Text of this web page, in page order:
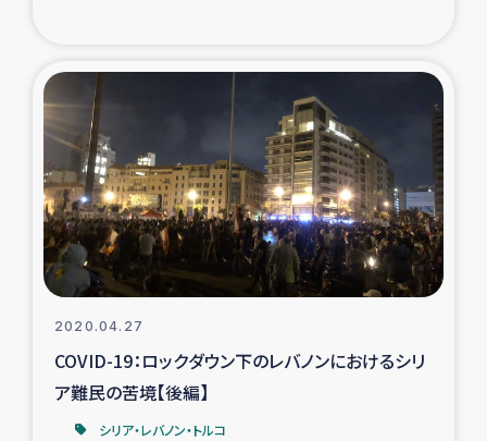
デニヤヤ小規模紅茶農家支援
コーヒー生産者支援
アイナロ県マウベシ郡でのコーヒー畑改善事業
ベイルート大規模爆発被災者支援
アグロフォレストリー（カカオ）事業
2020.04.27
COVID-19：ロックダウン下のレバノンにおけるシリ
ア難民の苦境【後編】
シリア・レバノン・トルコ